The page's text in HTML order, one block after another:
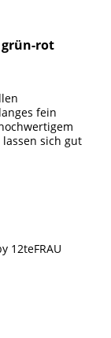
grün-rot
fein
sich gut